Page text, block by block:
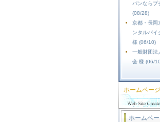
パンならプ
(08/28)
京都・長岡
ンタルバイ
様 (06/10)
一般財団法
会 様 (06/
ホームページ
ホームペ